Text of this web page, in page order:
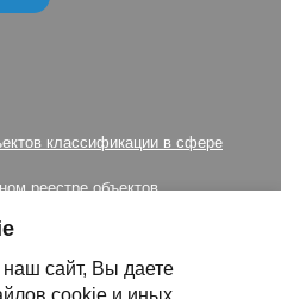
классификации в сфере
реестре объектов
данных
сайт, Вы даете
cookie и иных